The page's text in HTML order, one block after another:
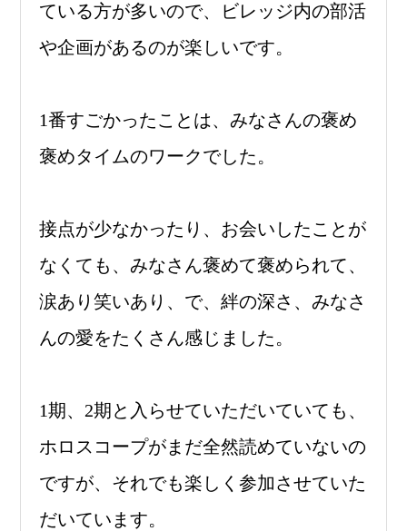
ている方が多いので、ビレッジ内の部活
や企画があるのが楽しいです。
1番すごかったことは、みなさんの褒め
褒めタイムのワークでした。
接点が少なかったり、お会いしたことが
なくても、みなさん褒めて褒められて、
涙あり笑いあり、で、絆の深さ、みなさ
んの愛をたくさん感じました。
1期、2期と入らせていただいていても、
ホロスコープがまだ全然読めていないの
ですが、それでも楽しく参加させていた
だいています。